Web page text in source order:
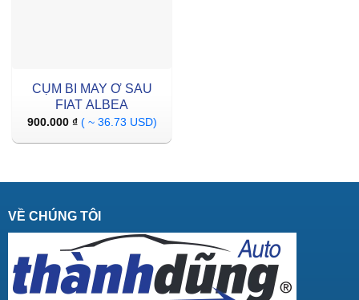
CỤM BI MAY Ơ SAU
FIAT ALBEA
900.000 ₫ ( ~ 36.73 USD)
VỀ CHÚNG TÔI